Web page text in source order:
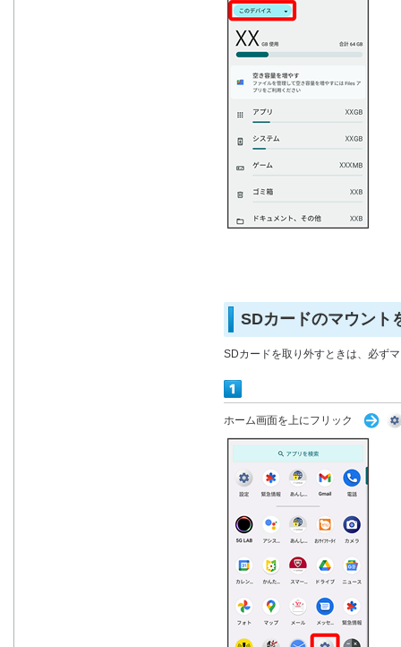
SDカードのマウント
SDカードを取り外すときは、必ず
ホーム画面を上にフリック